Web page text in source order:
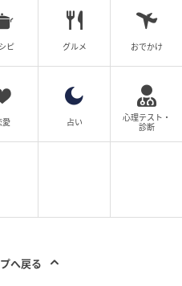
ピ グルメ おでかけ
愛 占い
心理テスト・
診断
へ戻る